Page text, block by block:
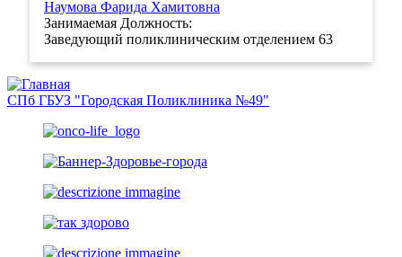
Наумова Фарида Хамитовна
Занимаемая Должность:
Заведующий поликлиническим отделением 63
СПб ГБУЗ "Городская Поликлиника №49"